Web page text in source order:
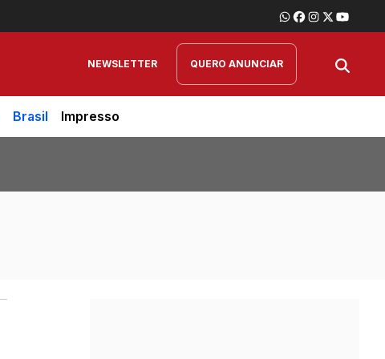
NEWSLETTER QUERO ANUNCIAR
Brasil Impresso